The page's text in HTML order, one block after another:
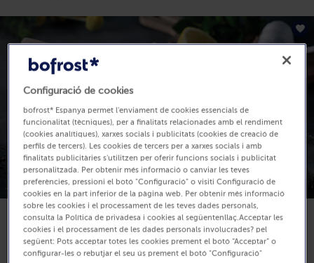
Disponible
14,60 €
Configuració de cookies
bofrost* Espanya permet l'enviament de cookies essencials de
funcionalitat (tècniques), per a finalitats relacionades amb el rendiment
(cookies analítiques), xarxes socials i publicitats (cookies de creació de
perfils de tercers). Les cookies de tercers per a xarxes socials i amb
finalitats publicitàries s'utilitzen per oferir funcions socials i publicitat
personalitzada. Per obtenir més informació o canviar les teves
preferències, pressioni el botó "Configuració" o visiti Configuració de
cookies en la part inferior de la pàgina web. Per obtenir més informació
sobre les cookies i el processament de les teves dades personals,
consulta la Política de privadesa i cookies al següentenllaç.Acceptar les
cookies i el processament de les dades personals involucrades? pel
següent: Pots acceptar totes les cookies prement el botó “Acceptar” o
configurar-les o rebutjar el seu ús prement el botó "Configuració"